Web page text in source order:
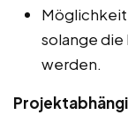
solange
werden.